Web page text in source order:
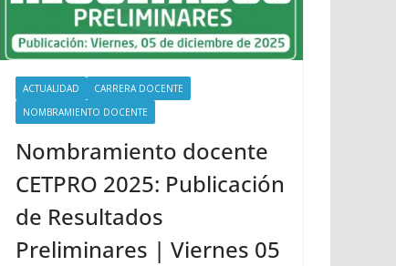
ACTUALIDAD
CARRERA DOCENTE
NOMBRAMIENTO DOCENTE
Nombramiento docente
CETPRO 2025: Publicación
de Resultados
Preliminares | Viernes 05